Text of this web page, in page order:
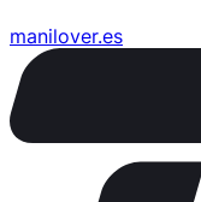
manilover.es